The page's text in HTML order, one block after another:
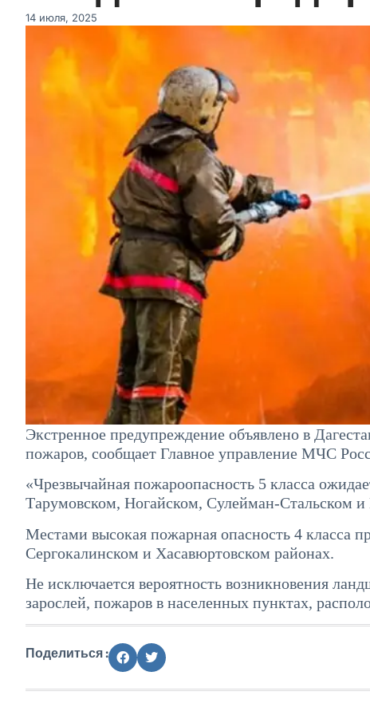
14 июля, 2025
Экстренное предупреждение объявлено в
пожаров, сообщает Главное управление МЧС
«Чрезвычайная пожароопасность 5 класса
Тарумовском, Ногайском, Сулейман-Стальском
Местами высокая пожарная опасность 4 класса
Сергокалинском и Хасавюртовском районах.
Не исключается вероятность возникновения
зарослей, пожаров в населенных пунктах,
Поделиться :